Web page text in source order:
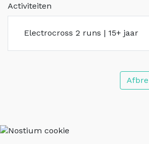
Activiteiten
Electrocross 2 runs | 15+ jaar